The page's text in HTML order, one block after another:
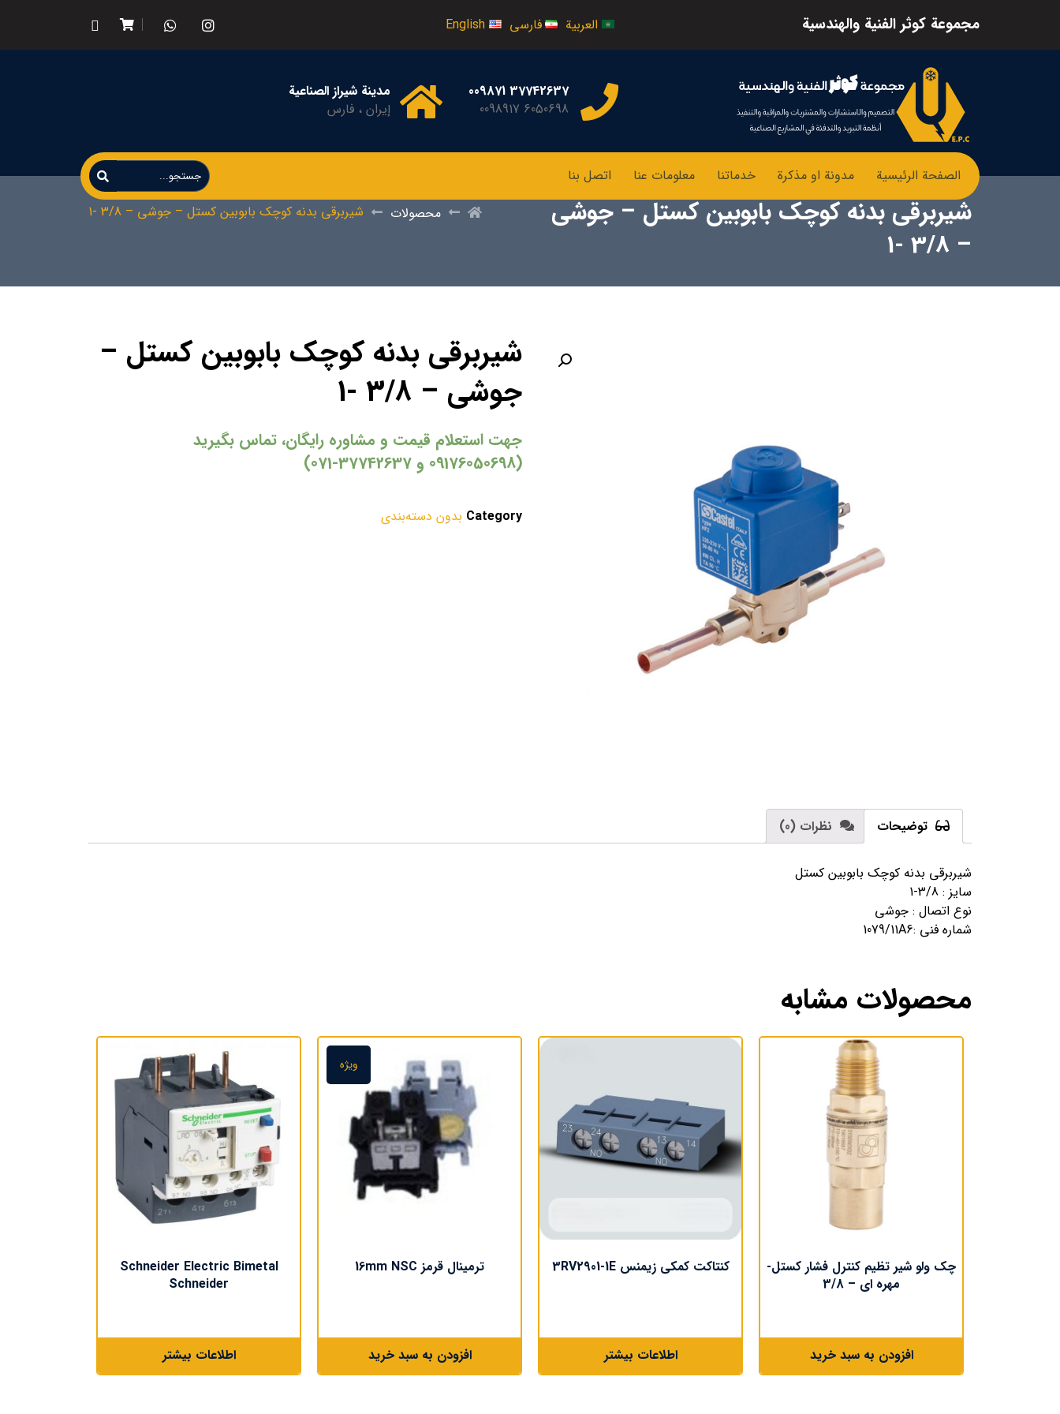
مجموعة كوثر الفنية والهندسية العربية فارسی English
37742637 009871
6050698 0098917
مدينة شيراز الصناعية
إيران ، فارس
الصفحة الرئيسية مدونة او مذكرة خدماتنا معلومات عنا اتصل بنا
شیربرقی بدنه کوچک بابوبین کستل – جوشی
– 3/8 -1
محصولات شیربرقی بدنه کوچک بابوبین کستل – جوشی – 3/8 -1
شیربرقی بدنه کوچک بابوبین کستل –
جوشی – 3/8 -1
جهت استعلام قیمت و مشاوره رایگان، تماس بگیرید
(09176050698 و 37742637-071)
Category بدون دسته‌بندی
توضیحات نظرات (0)
شیربرقی بدنه کوچک بابوبین کستل
سایز : 3/8-1
نوع اتصال : جوشی
شماره فنی :1079/11A6
محصولات مشابه
چک ولو شیر تظیم کنترل فشار کستل-
مهره ای – 3/8
افزودن به سبد خرید
کنتاکت کمکی زیمنس 3RV2901-1E
اطلاعات بیشتر
ویژه
ترمینال قرمز 16mm NSC
افزودن به سبد خرید
Schneider Electric Bimetal
Schneider
اطلاعات بیشتر